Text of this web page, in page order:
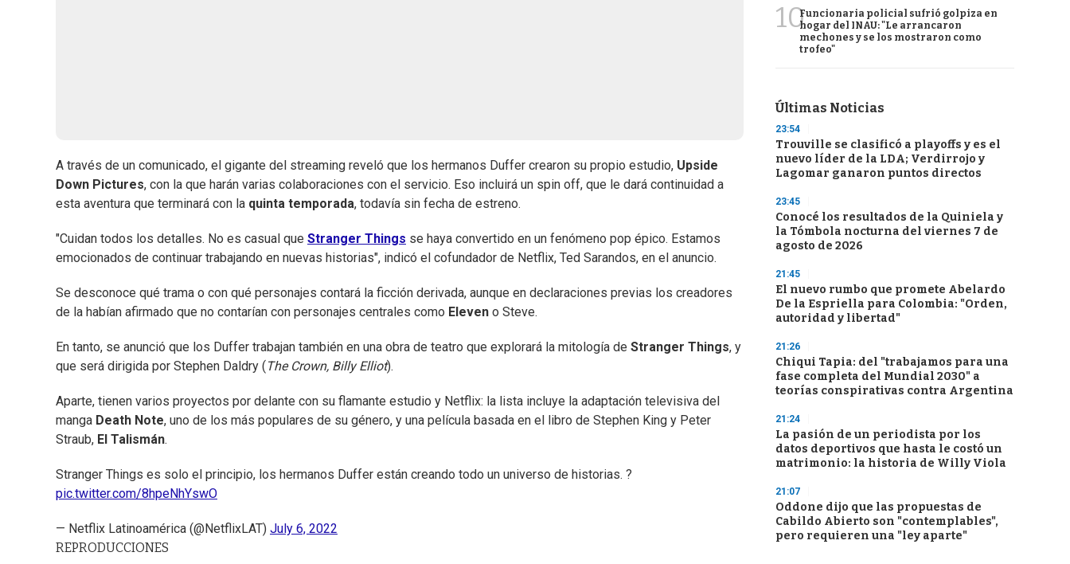
A través de un comunicado, el gigante del streaming reveló que los hermanos Duffer crearon su propio estudio, Upside
Down Pictures, con la que harán varias colaboraciones con el servicio. Eso incluirá un spin off, que le dará continuidad a
esta aventura que terminará con la quinta temporada, todavía sin fecha de estreno.
"Cuidan todos los detalles. No es casual que Stranger Things se haya convertido en un fenómeno pop épico. Estamos
emocionados de continuar trabajando en nuevas historias", indicó el cofundador de Netflix, Ted Sarandos, en el anuncio.
Se desconoce qué trama o con qué personajes contará la ficción derivada, aunque en declaraciones previas los creadores
de la habían afirmado que no contarían con personajes centrales como Eleven o Steve.
En tanto, se anunció que los Duffer trabajan también en una obra de teatro que explorará la mitología de Stranger Things, y
que será dirigida por Stephen Daldry ( The Crown, Billy Elliot).
Aparte, tienen varios proyectos por delante con su flamante estudio y Netflix: la lista incluye la adaptación televisiva del
manga Death Note, uno de los más populares de su género, y una película basada en el libro de Stephen King y Peter
Straub, El Talismán.
Stranger Things es solo el principio, los hermanos Duffer están creando todo un universo de historias. ?
pic.twitter.com/8hpeNhYswO
— Netflix Latinoamérica (@NetflixLAT) July 6, 2022
REPRODUCCIONES
10Funcionaria policial sufrió golpiza en
hogar del INAU: "Le arrancaron
mechones y se los mostraron como
trofeo"
Últimas Noticias
23:54
Trouville se clasificó a playoffs y es el
nuevo líder de la LDA; Verdirrojo y
Lagomar ganaron puntos directos
23:45
Conocé los resultados de la Quiniela y
la Tómbola nocturna del viernes 7 de
agosto de 2026
21:45
El nuevo rumbo que promete Abelardo
De la Espriella para Colombia: "Orden,
autoridad y libertad"
21:26
Chiqui Tapia: del "trabajamos para una
fase completa del Mundial 2030" a
teorías conspirativas contra Argentina
21:24
La pasión de un periodista por los
datos deportivos que hasta le costó un
matrimonio: la historia de Willy Viola
21:07
Oddone dijo que las propuestas de
Cabildo Abierto son "contemplables",
pero requieren una "ley aparte"